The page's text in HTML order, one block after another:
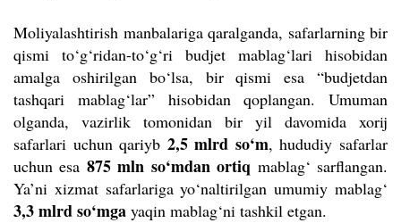
Moliyalashtirish manbalariga qaralganda, safarlarning bir
qismi to‘g‘ridan-to‘g‘ri budjet mablag‘lari hisobidan
amalga oshirilgan bo‘lsa, bir qismi esa “budjetdan
tashqari mablag‘lar” hisobidan qoplangan. Umuman
olganda, vazirlik tomonidan bir yil davomida xorij
safarlari uchun qariyb 2,5 mlrd so‘m, hududiy safarlar
uchun esa 875 mln so‘mdan ortiq mablag‘ sarflangan.
Ya’ni xizmat safarlariga yo‘naltirilgan umumiy mablag‘
3,3 mlrd so‘mga yaqin mablag‘ni tashkil etgan.